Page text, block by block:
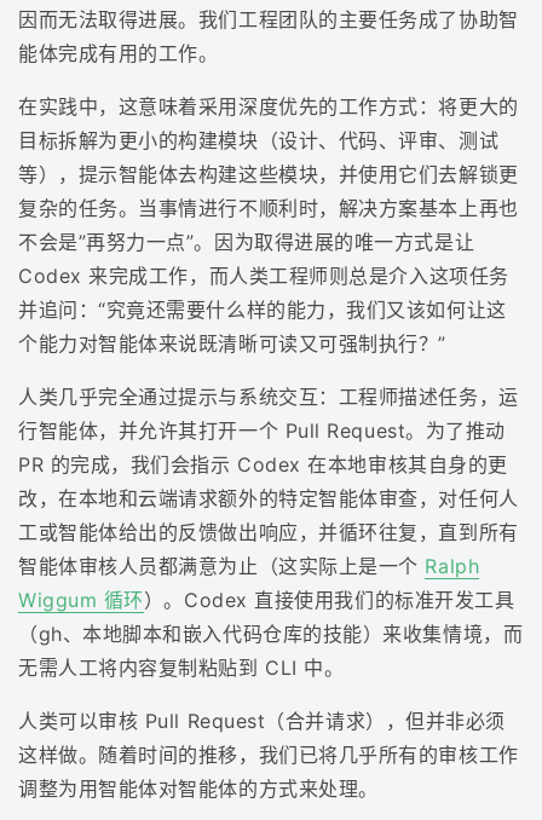
因而无法取得进展。我们工程团队的主要任务成了协助智
能体完成有用的工作。
在实践中，这意味着采用深度优先的工作方式：将更大的
目标拆解为更小的构建模块（设计、代码、评审、测试
等），提示智能体去构建这些模块，并使用它们去解锁更
复杂的任务。当事情进行不顺利时，解决方案基本上再也
不会是”再努力一点”。因为取得进展的唯一方式是让
Codex 来完成工作，而人类工程师则总是介入这项任务
并追问：“究竟还需要什么样的能力，我们又该如何让这
个能力对智能体来说既清晰可读又可强制执行？”
人类几乎完全通过提示与系统交互：工程师描述任务，运
行智能体，并允许其打开一个 Pull Request。为了推动
PR 的完成，我们会指示 Codex 在本地审核其自身的更
改，在本地和云端请求额外的特定智能体审查，对任何人
工或智能体给出的反馈做出响应，并循环往复，直到所有
智能体审核人员都满意为止（这实际上是一个 Ralph
Wiggum 循环）。Codex 直接使用我们的标准开发工具
（gh、本地脚本和嵌入代码仓库的技能）来收集情境，而
无需人工将内容复制粘贴到 CLI 中。
人类可以审核 Pull Request（合并请求），但并非必须
这样做。随着时间的推移，我们已将几乎所有的审核工作
调整为用智能体对智能体的方式来处理。